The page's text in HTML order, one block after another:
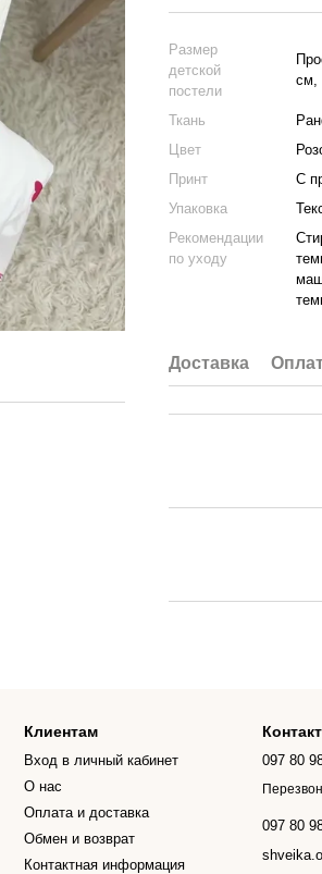
Размер
детской
постели
см,
Ткань
Цвет
Принт
С
Упаковка
Рекомендации
по уходу
Доставка
Клиентам
Вход в личный кабинет
О нас
Оплата и доставка
Обмен и возврат
Контактная информация
097 80
097 80